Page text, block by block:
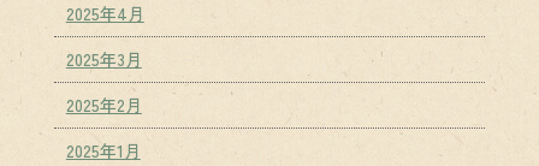
2025年4月
2025年3月
2025年2月
2025年1月